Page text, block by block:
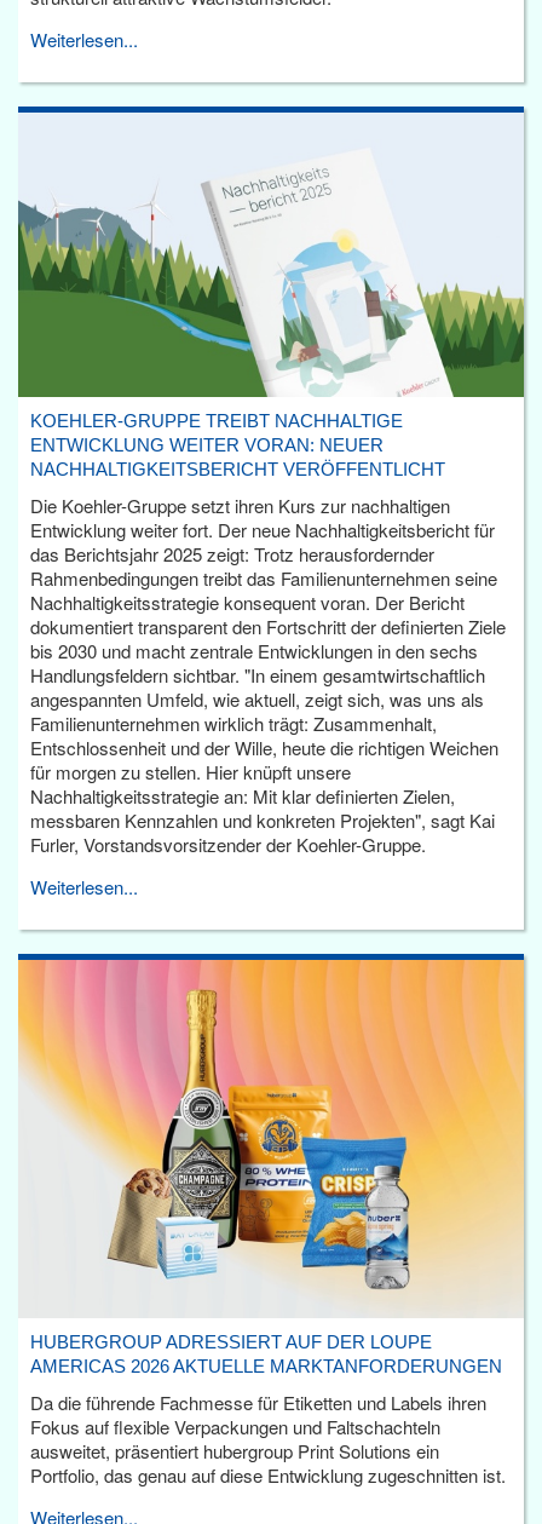
Weiterlesen...
KOEHLER-GRUPPE TREIBT NACHHALTIGE
ENTWICKLUNG WEITER VORAN: NEUER
NACHHALTIGKEITSBERICHT VERÖFFENTLICHT
Die Koehler-Gruppe setzt ihren Kurs zur nachhaltigen
Entwicklung weiter fort. Der neue Nachhaltigkeitsbericht für
das Berichtsjahr 2025 zeigt: Trotz herausfordernder
Rahmenbedingungen treibt das Familienunternehmen seine
Nachhaltigkeitsstrategie konsequent voran. Der Bericht
dokumentiert transparent den Fortschritt der definierten Ziele
bis 2030 und macht zentrale Entwicklungen in den sechs
Handlungsfeldern sichtbar. "In einem gesamtwirtschaftlich
angespannten Umfeld, wie aktuell, zeigt sich, was uns als
Familienunternehmen wirklich trägt: Zusammenhalt,
Entschlossenheit und der Wille, heute die richtigen Weichen
für morgen zu stellen. Hier knüpft unsere
Nachhaltigkeitsstrategie an: Mit klar definierten Zielen,
messbaren Kennzahlen und konkreten Projekten", sagt Kai
Furler, Vorstandsvorsitzender der Koehler-Gruppe.
Weiterlesen...
HUBERGROUP ADRESSIERT AUF DER LOUPE
AMERICAS 2026 AKTUELLE MARKTANFORDERUNGEN
Da die führende Fachmesse für Etiketten und Labels ihren
Fokus auf flexible Verpackungen und Faltschachteln
ausweitet, präsentiert hubergroup Print Solutions ein
Portfolio, das genau auf diese Entwicklung zugeschnitten ist.
Weiterlesen...